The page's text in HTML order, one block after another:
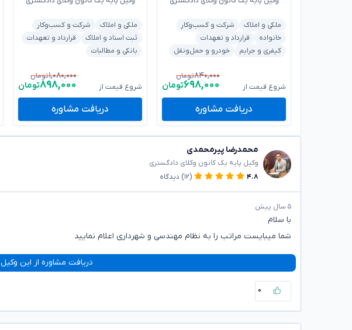
ملکی و املاک
شرکت و کسب‌وکار
خانواده
قرارداد و تعهدات
کیفری و جرایم
خودرو و حمل‌ونقل
شروع قیمت از
۸۴۰,۰۰۰تومان
۶۹۸,۰۰۰تومان
دریافت مشاوره
ملکی و املاک
شرکت و کسب‌وکار
ثبت اسناد و املاک
قرارداد و تعهدات
بانکی و مطالبات
شروع قیمت از
۱,۰۸۰,۰۰۰تومان
۸۹۸,۰۰۰تومان
دریافت مشاوره
محمدرضا پیرمحمدی
وکیل پایه یک کانون وکلای دادگستری
۴.۸
(۱۲) دیدگاه
۵ سال پیش
با سلام
شما میبایست مراتب را به نظام مهندسی و شهرداری اعلام نمایید
دریافت مشاوره از این وکیل
۰